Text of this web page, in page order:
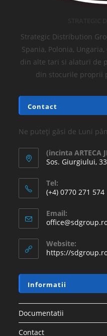
Strategic Distribution
Spania, Polonia,
din alte tari si alaturi de
din stocurile proprii
Contact
Ne puteți găsi de Luni
(incinta ARTECA
Sos. Giurgiului,
Tel:
(+4) 0770 271 574
Email:
Website:
https://
Informatii
Documentatii
Contact